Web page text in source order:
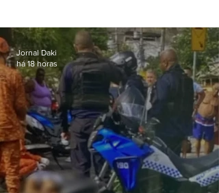
Jornal Daki
há 18 horas